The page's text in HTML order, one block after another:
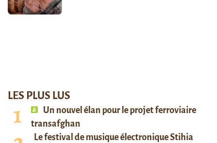
LES PLUS LUS
Un nouvel élan pour le projet ferroviaire
transafghan
Le festival de musique électronique Stihia